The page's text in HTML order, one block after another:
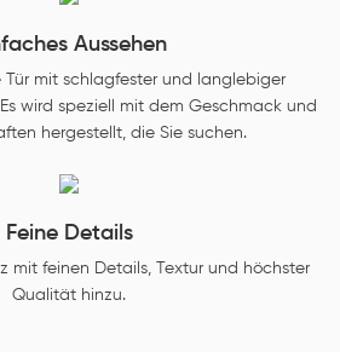
Aussehen
Tür mit schlagfester und langlebiger
wird speziell mit dem Geschmack und
hergestellt, die Sie suchen.
Feine Details
mit feinen Details, Textur und höchster
Qualität hinzu.